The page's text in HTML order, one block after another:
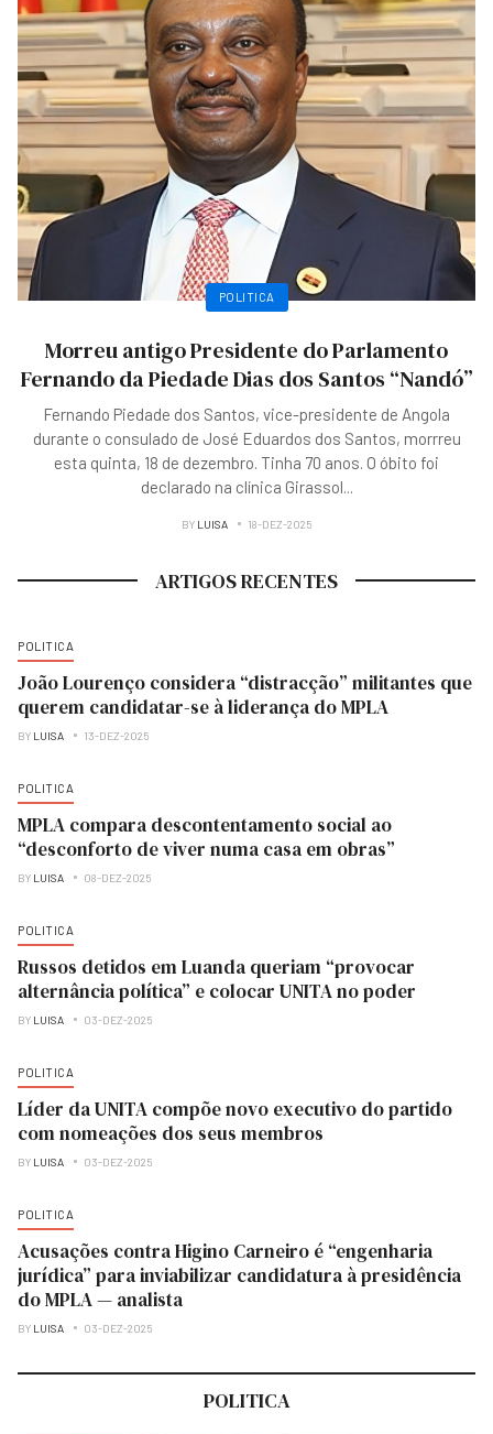
POLITICA
Morreu antigo Presidente do Parlamento
Fernando da Piedade Dias dos Santos “Nandó”
Fernando Piedade dos Santos, vice-presidente de Angola
durante o consulado de José Eduardos dos Santos, morrreu
esta quinta, 18 de dezembro. Tinha 70 anos. O óbito foi
declarado na clínica Girassol...
BY LUISA 18-DEZ-2025
ARTIGOS RECENTES
POLITICA
João Lourenço considera “distracção” militantes que
querem candidatar-se à liderança do MPLA
BY LUISA 13-DEZ-2025
POLITICA
MPLA compara descontentamento social ao
“desconforto de viver numa casa em obras”
BY LUISA 08-DEZ-2025
POLITICA
Russos detidos em Luanda queriam “provocar
alternância política” e colocar UNITA no poder
BY LUISA 03-DEZ-2025
POLITICA
Líder da UNITA compõe novo executivo do partido
com nomeações dos seus membros
BY LUISA 03-DEZ-2025
POLITICA
Acusações contra Higino Carneiro é “engenharia
jurídica” para inviabilizar candidatura à presidência
do MPLA — analista
BY LUISA 03-DEZ-2025
POLITICA